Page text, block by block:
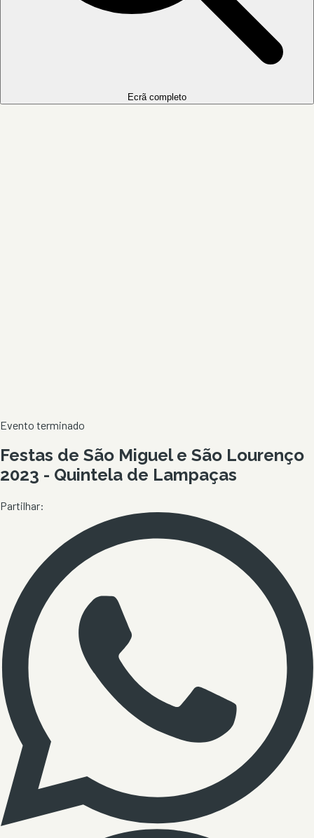
Ecrã completo
Evento terminado
Festas de São Miguel e São Lourenço
2023 - Quintela de Lampaças
Partilhar: